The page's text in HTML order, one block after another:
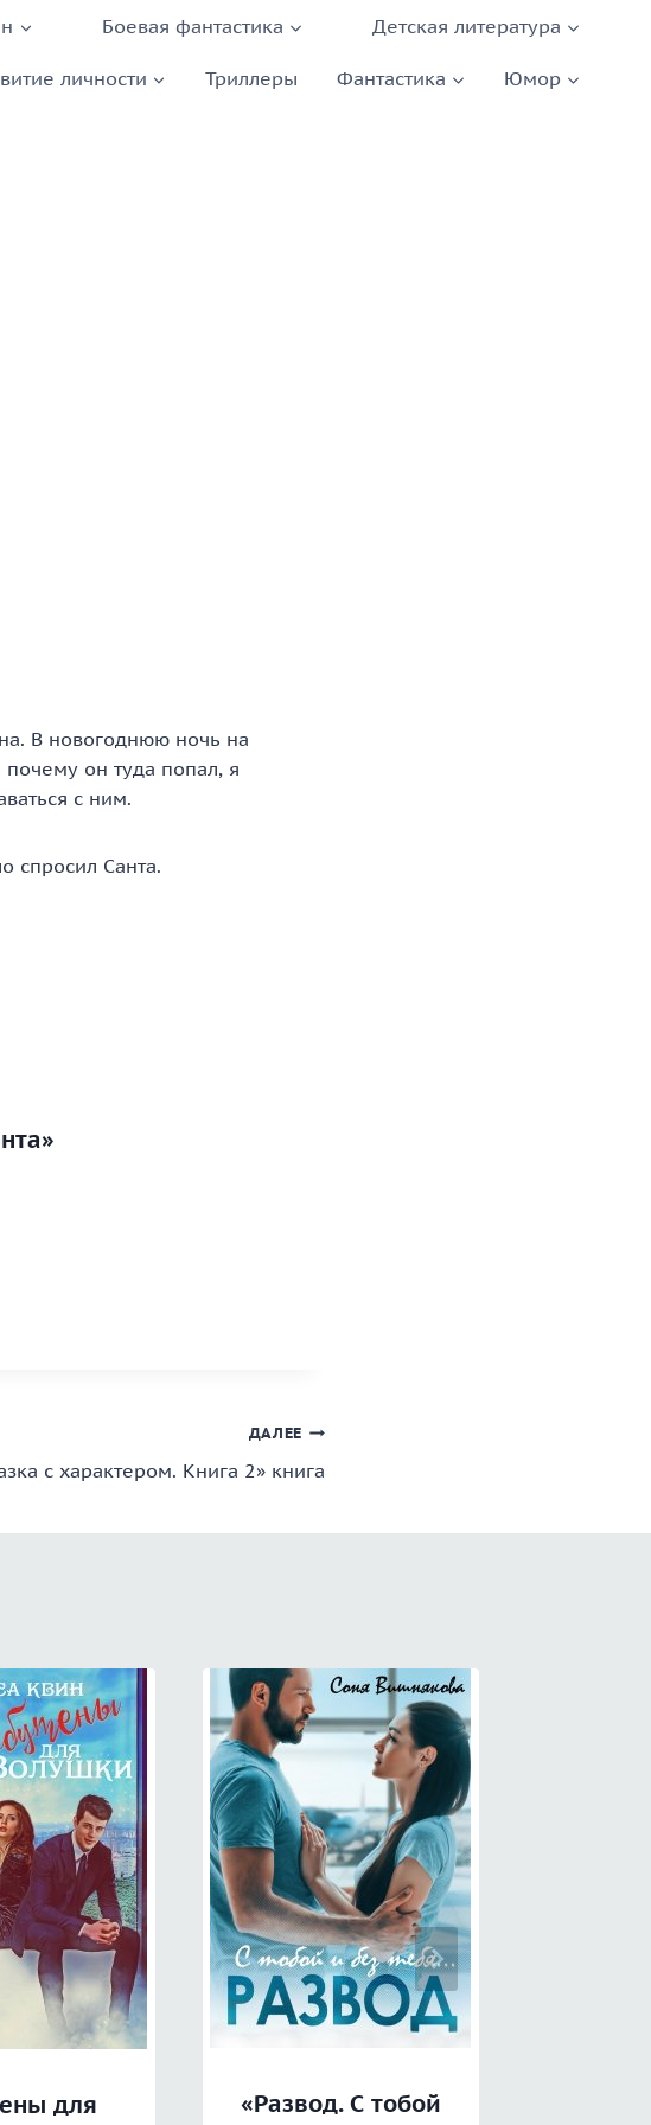
Боевая фантастика Детская литература
личности Триллеры Фантастика Юмор
В новогоднюю ночь на
он туда попал, я
с ним.
спросил Санта.
ДАЛЕЕ
с характером. Книга 2» книга
для
«Развод. С тобой